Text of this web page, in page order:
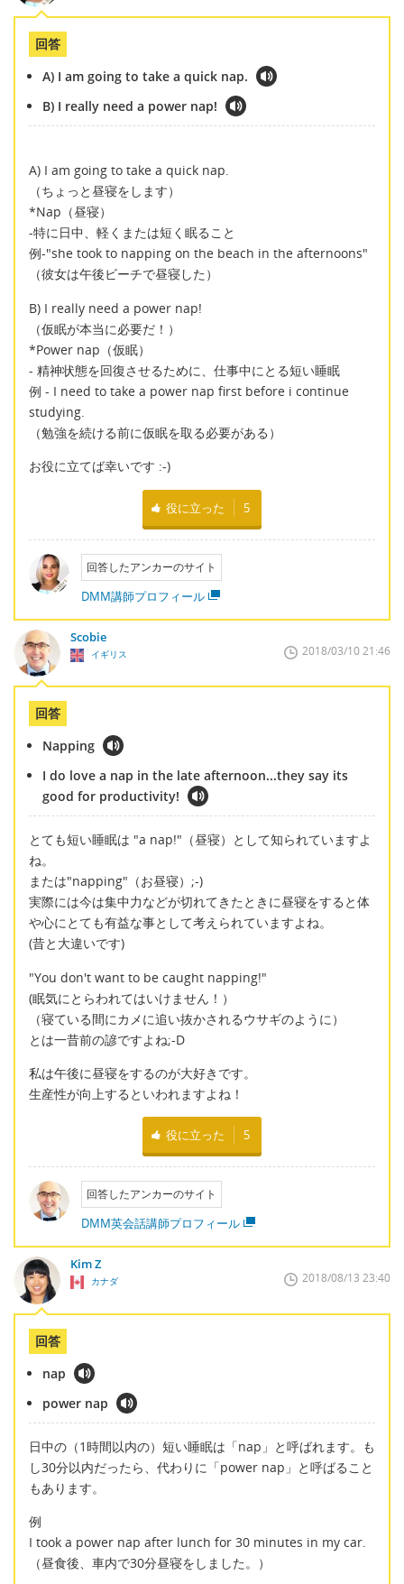
回答
A) I am going to take a quick nap.
B) I really need a power nap!
A) I am going to take a quick nap.
（ちょっと昼寝をします）
*Nap（昼寝）
-特に日中、軽くまたは短く眠ること
例-"she took to napping on the beach in the afternoons"
（彼女は午後ビーチで昼寝した）
B) I really need a power nap!
（仮眠が本当に必要だ！）
*Power nap（仮眠）
- 精神状態を回復させるために、仕事中にとる短い睡眠
例 - I need to take a power nap first before i continue
studying.
（勉強を続ける前に仮眠を取る必要がある）
お役に立てば幸いです :-)
役に立った 5
回答したアンカーのサイト
DMM講師プロフィール
Scobie
イギリス 2018/03/10 21:46
回答
Napping
I do love a nap in the late afternoon...they say its
good for productivity!
とても短い睡眠は "a nap!"（昼寝）として知られていますよ
ね。
または"napping"（お昼寝）;-)
実際には今は集中力などが切れてきたときに昼寝をすると体
や心にとても有益な事として考えられていますよね。
(昔と大違いです)
"You don't want to be caught napping!"
(眠気にとらわれてはいけません！）
（寝ている間にカメに追い抜かされるウサギのように）
とは一昔前の諺ですよね;-D
私は午後に昼寝をするのが大好きです。
生産性が向上するといわれますよね！
役に立った 5
回答したアンカーのサイト
DMM英会話講師プロフィール
Kim Z
カナダ 2018/08/13 23:40
回答
nap
power nap
日中の（1時間以内の）短い睡眠は「nap」と呼ばれます。も
し30分以内だったら、代わりに「power nap」と呼ばること
もあります。
例
I took a power nap after lunch for 30 minutes in my car.
（昼食後、車内で30分昼寝をしました。）